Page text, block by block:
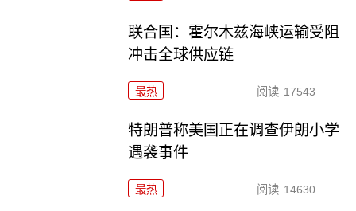
联合国：霍尔木兹海峡运输受阻
冲击全球供应链
最热 阅读 17543
特朗普称美国正在调查伊朗小学
遇袭事件
最热 阅读 14630